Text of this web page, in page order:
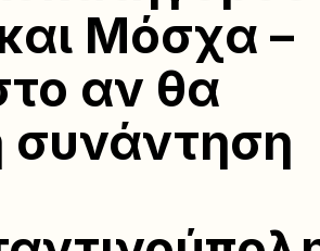
Μόσχα –
αν θα
συνάντηση